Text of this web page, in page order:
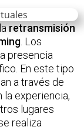
retransmisión
. Los
presencia
En este tipo
a través de
la experiencia,
lugares
realiza